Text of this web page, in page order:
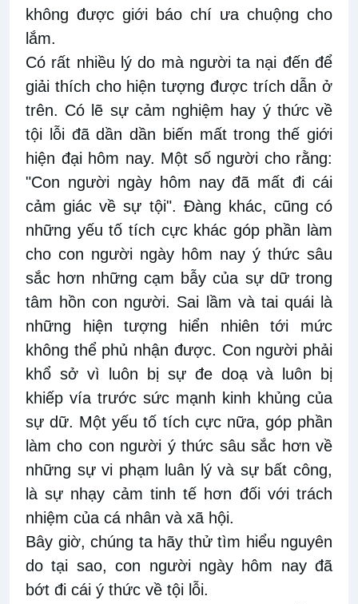
không được giới báo chí ưa chuộng cho
lắm.
Có rất nhiều lý do mà người ta nại đến để
giải thích cho hiện tượng được trích dẫn ở
trên. Có lẽ sự cảm nghiệm hay ý thức về
tội lỗi đã dần dần biến mất trong thế giới
hiện đại hôm nay. Một số người cho rằng:
"Con người ngày hôm nay đã mất đi cái
cảm giác về sự tội". Đàng khác, cũng có
những yếu tố tích cực khác góp phần làm
cho con người ngày hôm nay ý thức sâu
sắc hơn những cạm bẫy của sự dữ trong
tâm hồn con người. Sai lầm và tai quái là
những hiện tượng hiển nhiên tới mức
không thể phủ nhận được. Con người phải
khổ sở vì luôn bị sự đe doạ và luôn bị
khiếp vía trước sức mạnh kinh khủng của
sự dữ. Một yếu tố tích cực nữa, góp phần
làm cho con người ý thức sâu sắc hơn về
những sự vi phạm luân lý và sự bất công,
là sự nhạy cảm tinh tế hơn đối với trách
nhiệm của cá nhân và xã hội.
Bây giờ, chúng ta hãy thử tìm hiểu nguyên
do tại sao, con người ngày hôm nay đã
bớt đi cái ý thức về tội lỗi.